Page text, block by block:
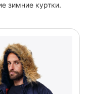
зимние куртки.